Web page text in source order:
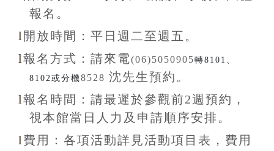
報名。
l 開放時間： 平日週二至週五。
l報名方式： 請來電(06)5050905轉8101、
8102或分機8528 沈先生預約。
l報名 時間： 請最遲於參觀前2週預約，
視本館當日人力及申請順序安排。
l 費用：各項活動詳見活動項目表，費用